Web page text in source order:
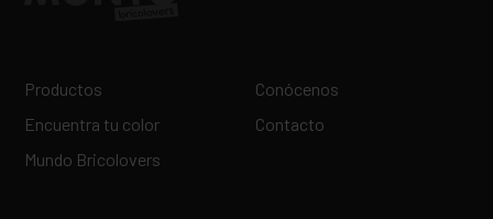
Productos
Encuentra tu color
Mundo Bricolovers
Conócenos
Contacto